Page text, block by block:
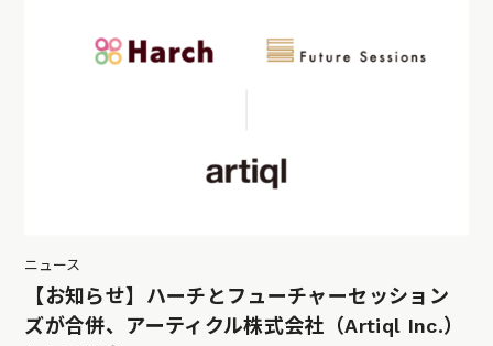
ニュース
【お知らせ】ハーチとフューチャーセッション
ズが合併、アーティクル株式会社（Artiql Inc.）